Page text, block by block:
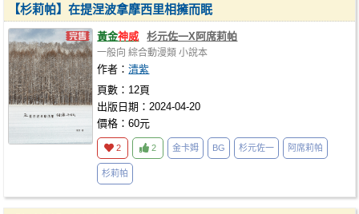
【杉莉帕】在提涅波拿摩西里相擁而眠
黃金神威 杉元佐一X阿席莉帕
一般向 綜合動漫類 小說本
作者：清紫
頁數：12頁
出版日期：2024-04-20
價格：60元
2 2 金卡姆 BG 杉元佐一 阿席莉帕
杉莉帕